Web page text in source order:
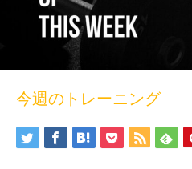
今週のトレーニング